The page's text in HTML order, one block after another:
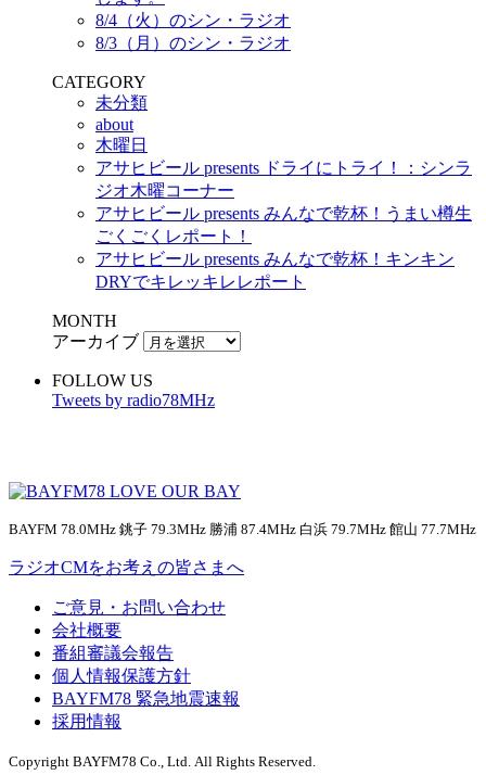
8/4（火）のシン・ラジオ
8/3（月）のシン・ラジオ
CATEGORY
未分類
about
木曜日
アサヒビール presents ドライにトライ！：シンラ
ジオ木曜コーナー
アサヒビール presents みんなで乾杯！うまい樽生
ごくごくレポート！
アサヒビール presents みんなで乾杯！キンキン
DRYでキレッキレレポート
MONTH
アーカイブ
FOLLOW US
Tweets by radio78MHz
BAYFM 78.0MHz 銚子 79.3MHz 勝浦 87.4MHz 白浜 79.7MHz 館山 77.7MHz
ラジオCMをお考えの皆さまへ
ご意見・お問い合わせ
会社概要
番組審議会報告
個人情報保護方針
BAYFM78 緊急地震速報
採用情報
Copyright BAYFM78 Co., Ltd. All Rights Reserved.